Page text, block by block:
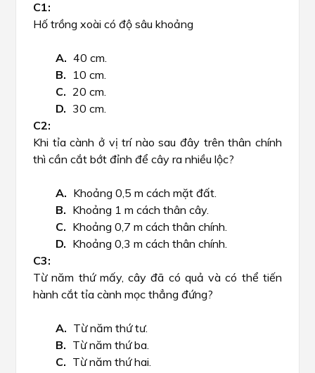
Hố trồng xoài có độ sâu khoảng
40 cm.
10 cm.
20 cm.
30 cm.
Khi tỉa cành ở vị trí nào sau đây trên thân chính
thì cần cắt bớt đỉnh để cây ra nhiều lộc?
Khoảng 0,5 m cách mặt đất.
Khoảng 1 m cách thân cây.
Khoảng 0,7 m cách thân chính.
Khoảng 0,3 m cách thân chính.
Từ năm thứ mấy, cây đã có quả và có thể tiến
hành cắt tỉa cành mọc thẳng đứng?
Từ năm thứ tư.
Từ năm thứ ba.
Từ năm thứ hai.